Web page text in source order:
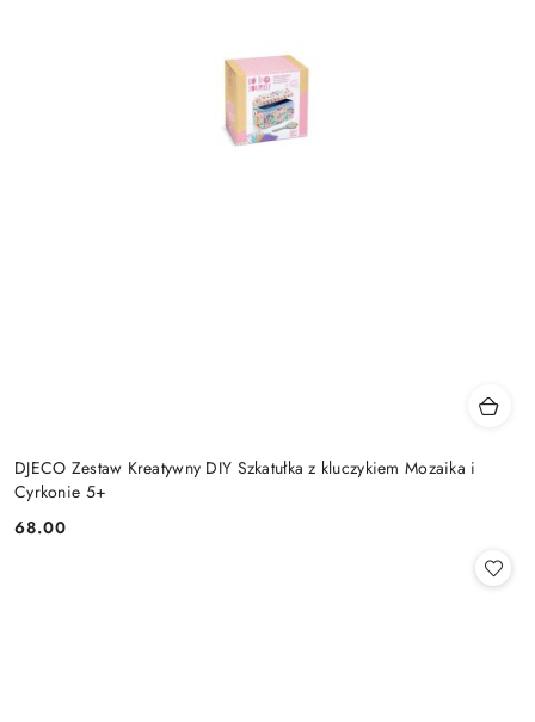
DJECO Zestaw Kreatywny DIY Szkatułka z kluczykiem Mozaika i
Cyrkonie 5+
Cena:
68.00